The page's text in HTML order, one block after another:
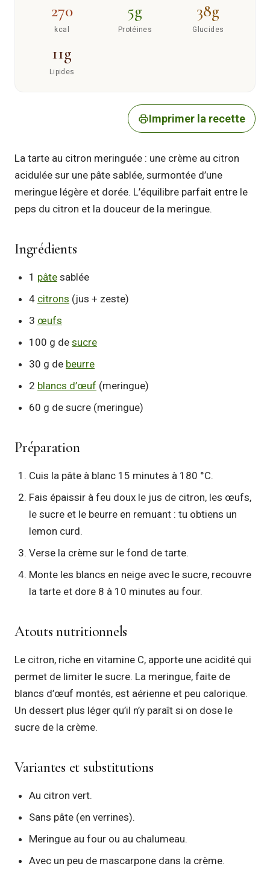
270
kcal
5g
Protéines
38g
Glucides
11g
Lipides
Imprimer la recette
La tarte au citron meringuée : une crème au citron
acidulée sur une pâte sablée, surmontée d’une
meringue légère et dorée. L’équilibre parfait entre le
peps du citron et la douceur de la meringue.
Ingrédients
1 pâte sablée
4 citrons (jus + zeste)
3 œufs
100 g de sucre
30 g de beurre
2 blancs d’œuf (meringue)
60 g de sucre (meringue)
Préparation
Cuis la pâte à blanc 15 minutes à 180 °C.
Fais épaissir à feu doux le jus de citron, les œufs,
le sucre et le beurre en remuant : tu obtiens un
lemon curd.
Verse la crème sur le fond de tarte.
Monte les blancs en neige avec le sucre, recouvre
la tarte et dore 8 à 10 minutes au four.
Atouts nutritionnels
Le citron, riche en vitamine C, apporte une acidité qui
permet de limiter le sucre. La meringue, faite de
blancs d’œuf montés, est aérienne et peu calorique.
Un dessert plus léger qu’il n’y paraît si on dose le
sucre de la crème.
Variantes et substitutions
Au citron vert.
Sans pâte (en verrines).
Meringue au four ou au chalumeau.
Avec un peu de mascarpone dans la crème.